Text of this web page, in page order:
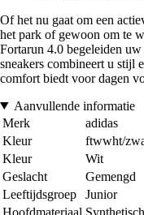
Of het nu gaat om een
het park of gewoon om te
Fortarun 4.0 begeleiden
sneakers combineert u stijl
comfort biedt voor dagen
Aanvullende informatie
Merk
adidas
Kleur
ftwwht/
Kleur
Wit
Geslacht
Gemengd
Leeftijdsgroep
Junior
Hoofdmateriaal